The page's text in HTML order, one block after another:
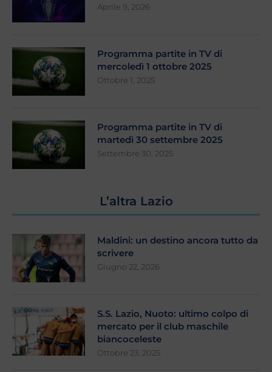
Aprile 9, 2026
Programma partite in TV di
mercoledì 1 ottobre 2025
Ottobre 1, 2025
Programma partite in TV di
martedì 30 settembre 2025
Settembre 30, 2025
L’altra Lazio
Maldini: un destino ancora tutto da
scrivere
Giugno 22, 2026
S.S. Lazio, Nuoto: ultimo colpo di
mercato per il club maschile
biancoceleste
Ottobre 23, 2025